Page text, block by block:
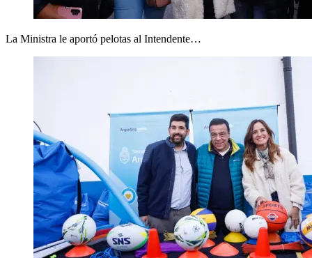
La Ministra le aportó pelotas al Intendente…